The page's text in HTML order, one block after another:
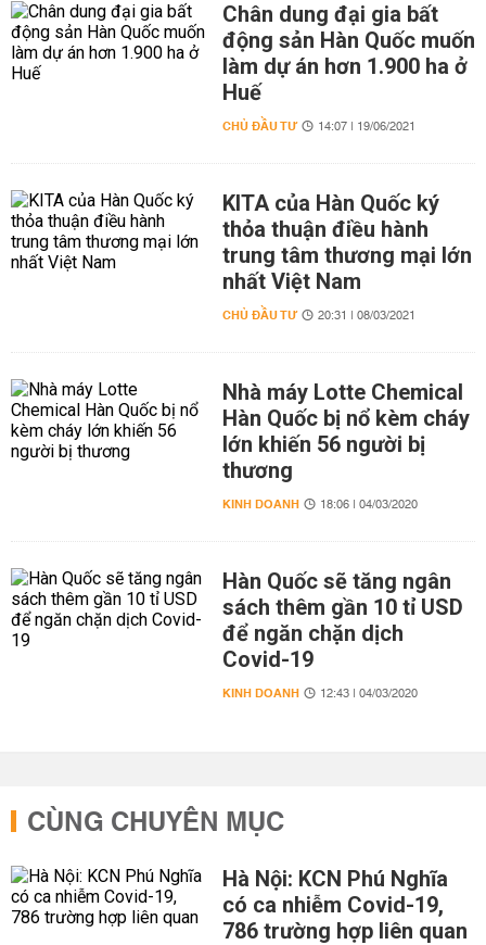
Chân dung đại gia bất
động sản Hàn Quốc muốn
làm dự án hơn 1.900 ha ở
Huế
CHỦ ĐẦU TƯ 14:07 | 19/06/2021
KITA của Hàn Quốc ký
thỏa thuận điều hành
trung tâm thương mại lớn
nhất Việt Nam
CHỦ ĐẦU TƯ 20:31 | 08/03/2021
Nhà máy Lotte Chemical
Hàn Quốc bị nổ kèm cháy
lớn khiến 56 người bị
thương
KINH DOANH 18:06 | 04/03/2020
Hàn Quốc sẽ tăng ngân
sách thêm gần 10 tỉ USD
để ngăn chặn dịch
Covid-19
KINH DOANH 12:43 | 04/03/2020
CÙNG CHUYÊN MỤC
Hà Nội: KCN Phú Nghĩa
có ca nhiễm Covid-19,
786 trường hợp liên quan